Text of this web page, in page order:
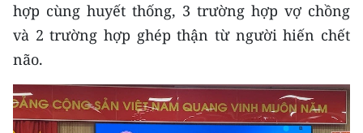
E-Magazine
Video
Media Chính trị
Media Kinh tế
hợp cùng huyết thống, 3 trường hợp vợ chồng
và 2 trường hợp ghép thận từ người hiến chết
não.